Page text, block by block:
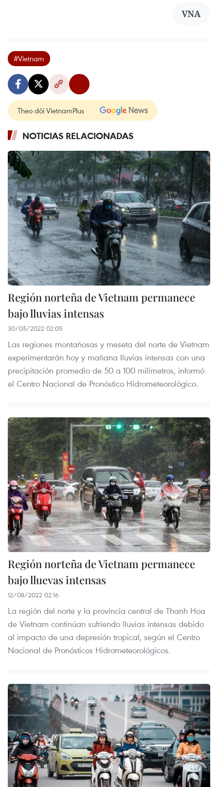
VNA
#Vietnam
Theo dõi VietnamPlus
NOTICIAS RELACIONADAS
Región norteña de Vietnam permanece
bajo lluvias intensas
30/05/2022 02:05
Las regiones montañosas y meseta del norte de Vietnam
experimentarán hoy y mañana lluvias intensas con una
precipitación promedio de 50 a 100 milímetros, informó
el Centro Nacional de Pronóstico Hidrometeorológico.
Región norteña de Vietnam permanece
bajo lluevas intensas
12/08/2022 02:16
La región del norte y la provincia central de Thanh Hoa
de Vietnam continúan sufriendo lluvias intensas debido
al impacto de una depresión tropical, según el Centro
Nacional de Pronósticos Hidrometeorológicos.